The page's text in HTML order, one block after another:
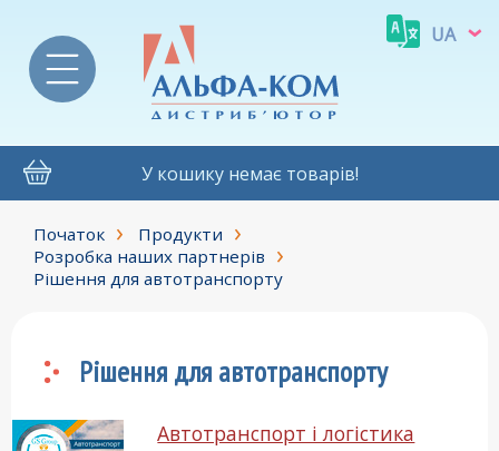
UA
У кошику немає товарів!
Початок
Продукти
Розробка наших партнерів
Рішення для автотранспорту
Рішення для автотранспорту
Автотранспорт і логістика